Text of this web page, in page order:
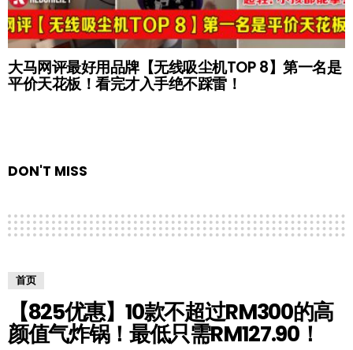
大马网评最好用品牌【无线吸尘机TOP 8】第一名是
平价天花板！看完才入手绝不踩雷！
DON'T MISS
首页
【825优惠】10款不超过RM300的高
颜值气炸锅！最低只需RM127.90！